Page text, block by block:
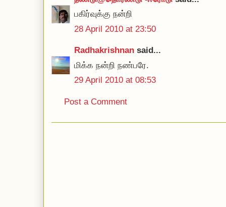
பகிர்வுக்கு நன்றி
28 April 2010 at 23:50
Radhakrishnan said...
மிக்க நன்றி நண்பரே.
29 April 2010 at 08:53
Post a Comment